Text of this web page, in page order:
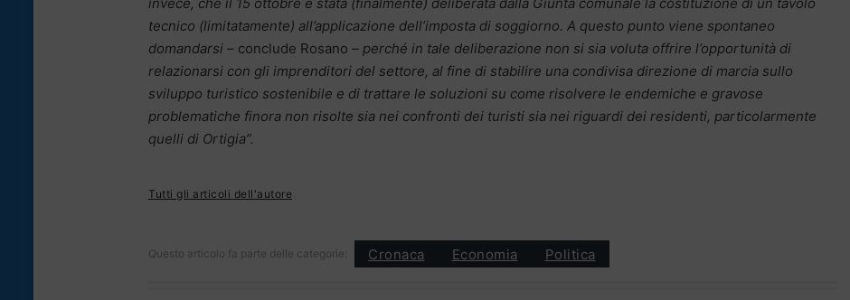
invece, che il 15 ottobre è stata (finalmente) deliberata dalla Giunta comunale la costituzione di un tavolo
tecnico (limitatamente) all’applicazione dell’imposta di soggiorno. A questo punto viene spontaneo
domandarsi – conclude Rosano – perché in tale deliberazione non si sia voluta offrire l’opportunità di
relazionarsi con gli imprenditori del settore, al fine di stabilire una condivisa direzione di marcia sullo
sviluppo turistico sostenibile e di trattare le soluzioni su come risolvere le endemiche e gravose
problematiche finora non risolte sia nei confronti dei turisti sia nei riguardi dei residenti, particolarmente
quelli di Ortigia”.
Tutti gli articoli dell'autore
Questo articolo fa parte delle categorie: Cronaca Economia Politica